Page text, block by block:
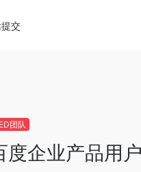
交
团队
度企业产品用